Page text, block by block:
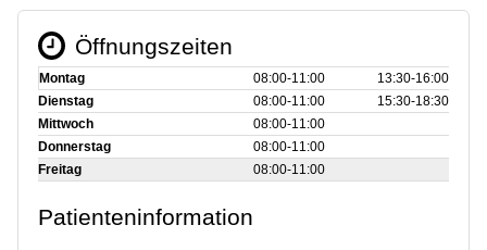
Öffnungszeiten
Montag 08:00‑11:00
13:30‑16:00
Dienstag
08:00‑11:00
15:30‑18:30
Mittwoch
08:00‑11:00
Donnerstag
08:00‑11:00
Freitag
08:00‑11:00
Patienteninformation